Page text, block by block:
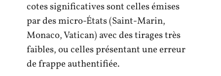
cotes significatives sont celles émises
par des micro-États (Saint-Marin,
Monaco, Vatican) avec des tirages très
faibles, ou celles présentant une erreur
de frappe authentifiée.